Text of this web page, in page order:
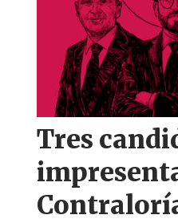
Tres